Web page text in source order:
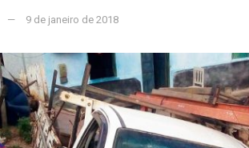
9 de janeiro de 2018